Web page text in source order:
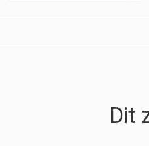
Dit